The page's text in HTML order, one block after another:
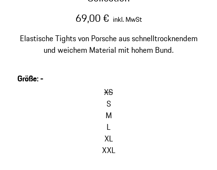
69,00 € inkl. MwSt
Elastische Tights von Porsche aus schnelltrocknendem
und weichem Material mit hohem Bund.
Größe:-
XS
S
M
L
XL
XXL